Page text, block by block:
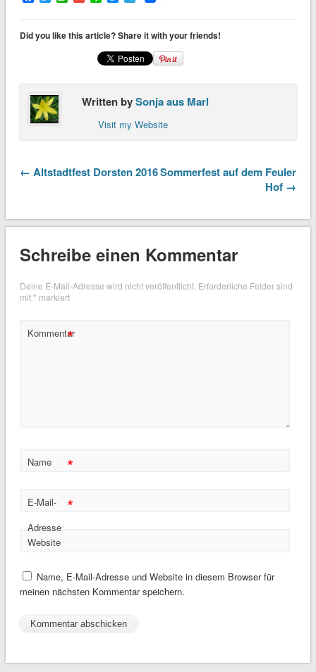
Did you like this article? Share it with your friends!
Written bySonja aus Marl
Visit my Website
← Altstadtfest Dorsten 2016Sommerfest auf dem Feuler
Hof →
Schreibe einen Kommentar
Deine E-Mail-Adresse wird nicht veröffentlicht. Erforderliche Felder sind
mit* markiert
Kommentar
*
Name *
E-Mail-
Adresse
*
Website
Name, E-Mail-Adresse und Website in diesem Browser für
meinen nächsten Kommentar speichern.